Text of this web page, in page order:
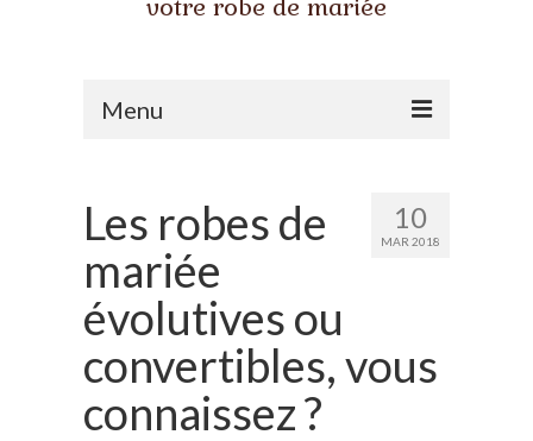
votre robe de mariée
Menu
Qui suis-je ?
Prestations
La mariée audacieuse
La mariée astucieuse
L’invitée intrépide
10
MAR 2018
Les robes de
mariée
évolutives ou
convertibles, vous
connaissez ?